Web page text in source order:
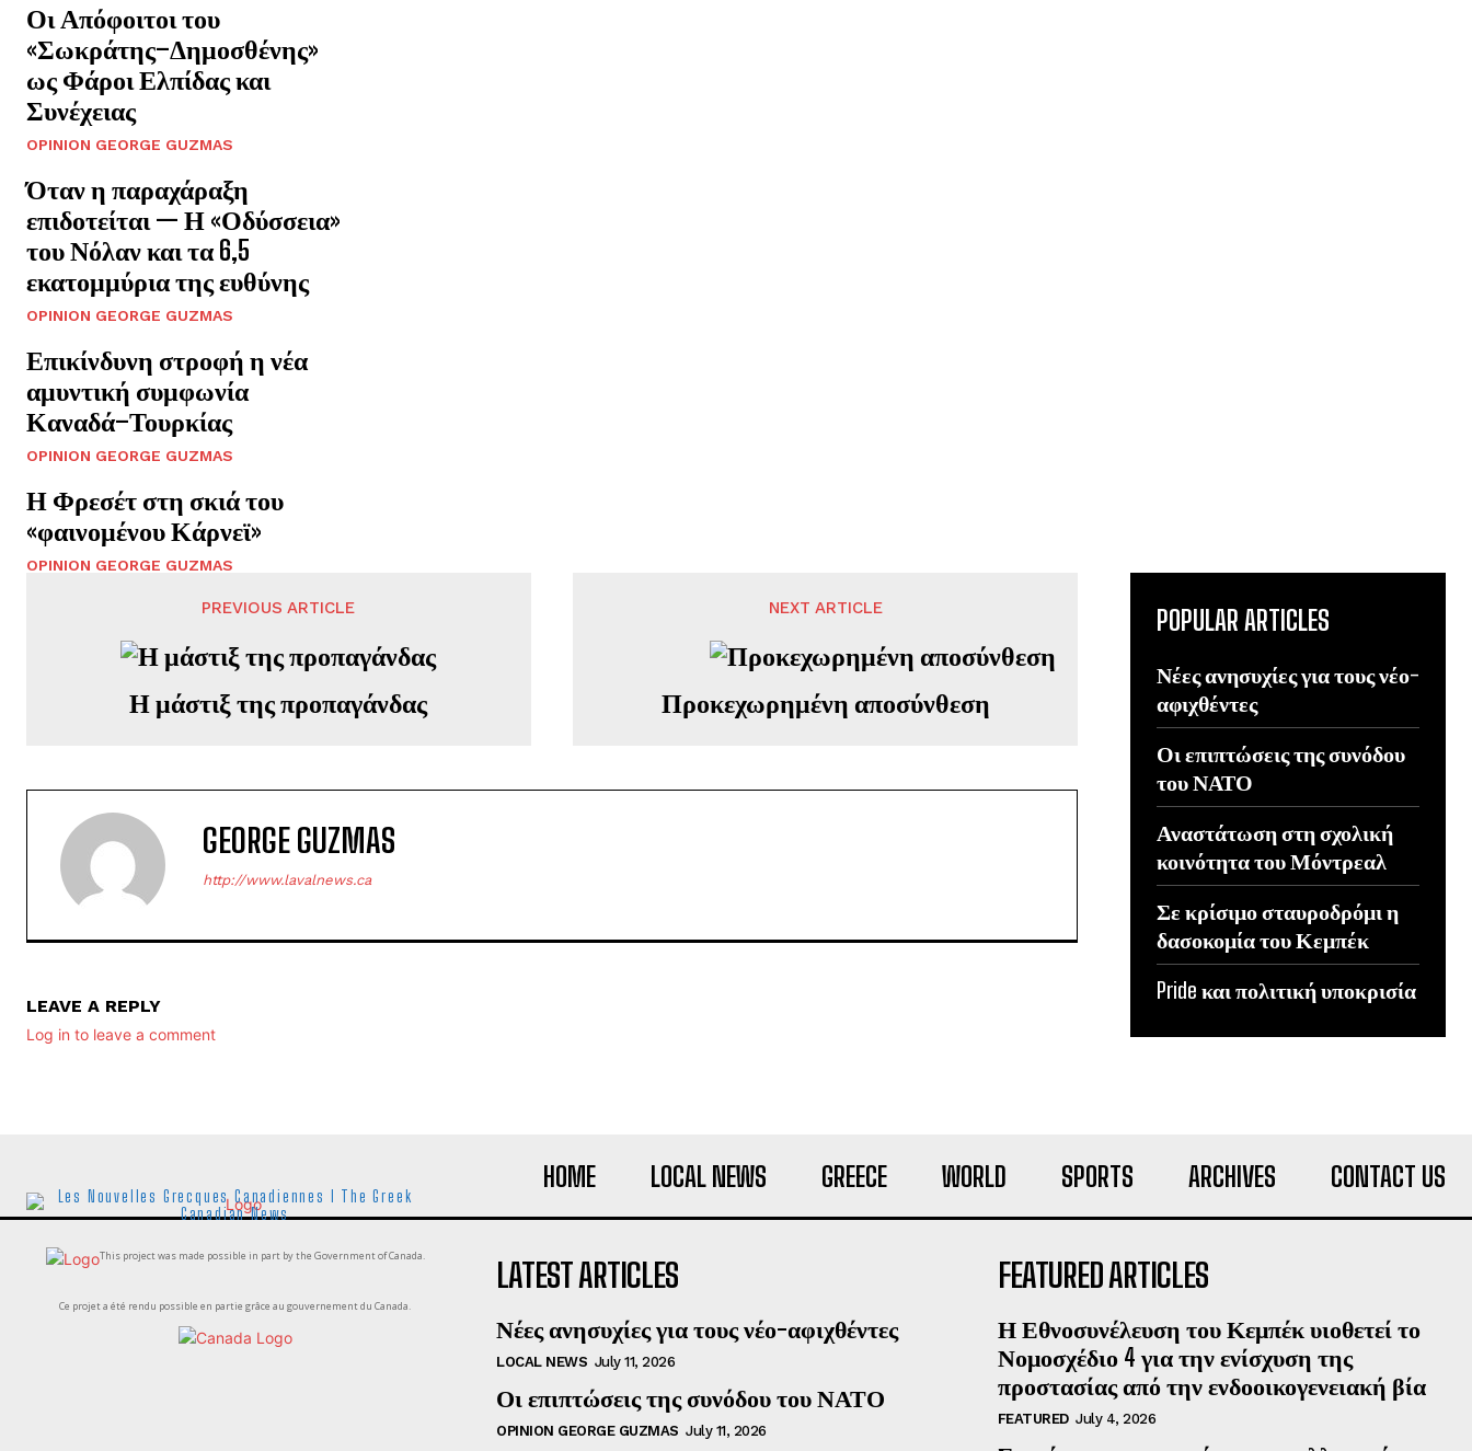
Οι Απόφοιτοι του
«Σωκράτης–Δημοσθένης»
ως Φάροι Ελπίδας και
Συνέχειας
OPINION GEORGE GUZMAS
Όταν η παραχάραξη
επιδοτείται — Η «Οδύσσεια»
του Νόλαν και τα 6,5
εκατομμύρια της ευθύνης
OPINION GEORGE GUZMAS
Επικίνδυνη στροφή η νέα
αμυντική συμφωνία
Καναδά–Τουρκίας
OPINION GEORGE GUZMAS
Η Φρεσέτ στη σκιά του
«φαινομένου Κάρνεϊ»
OPINION GEORGE GUZMAS
PREVIOUS ARTICLE
Η μάστιξ της προπαγάνδας
NEXT ARTICLE
Προκεχωρημένη αποσύνθεση
GEORGE GUZMAS
http://www.lavalnews.ca
LEAVE A REPLY
Log in to leave a comment
POPULAR ARTICLES
Νέες ανησυχίες για τους νέο-
αφιχθέντες
Οι επιπτώσεις της συνόδου
του ΝΑΤΟ
Αναστάτωση στη σχολική
κοινότητα του Μόντρεαλ
Σε κρίσιμο σταυροδρόμι η
δασοκομία του Κεμπέκ
Pride και πολιτική υποκρισία
HOME LOCAL NEWS GREECE WORLD SPORTS ARCHIVES CONTACT US
Les Nouvelles Grecques Canadiennes I The Greek
Canadian News
This project was made possible in part by the Government of Canada.
Ce projet a été rendu possible en partie grâce au gouvernement du Canada.
LATEST ARTICLES
Νέες ανησυχίες για τους νέο-αφιχθέντες
LOCAL NEWS July 11, 2026
Οι επιπτώσεις της συνόδου του ΝΑΤΟ
OPINION GEORGE GUZMAS July 11, 2026
FEATURED ARTICLES
Η Εθνοσυνέλευση του Κεμπέκ υιοθετεί το
Νομοσχέδιο 4 για την ενίσχυση της
προστασίας από την ενδοοικογενειακή βία
FEATURED July 4, 2026